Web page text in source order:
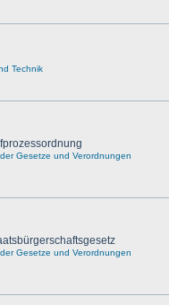
Technik
Gesetze und Verordnungen
Gesetze und Verordnungen